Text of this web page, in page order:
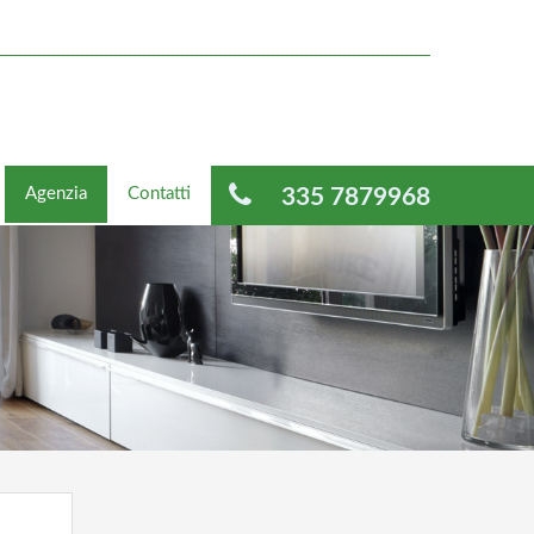
335 7879968
Agenzia Contatti